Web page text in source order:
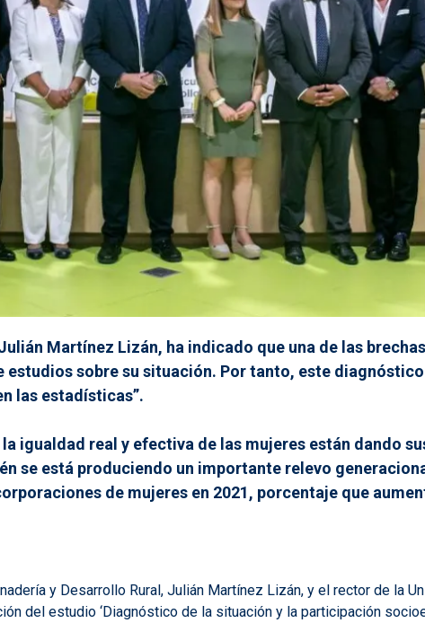
Martínez Lizán, ha indicado que una de las
estudios sobre su situación. Por tanto, este
las estadísticas”.
igualdad real y efectiva de las mujeres están dando
se está produciendo un importante relevo
de mujeres en 2021, porcentaje que
y Desarrollo Rural, Julián Martínez Lizán, y el rector de la
del estudio ‘Diagnóstico de la situación y la participación